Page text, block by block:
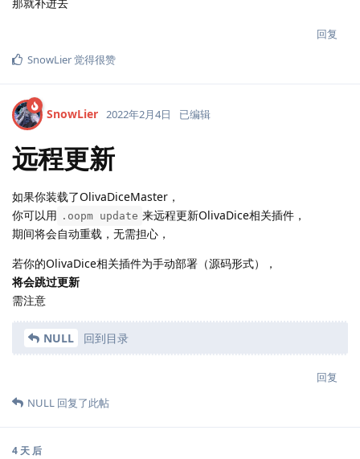
回复
SnowLier觉得很赞
SnowLier 2022年2月4日 已编辑
远程更新
如果你装载了OlivaDiceMaster，
你可以用 .oopm update 来远程更新OlivaDice相关插件，
期间将会自动重载，无需担心，
若你的OlivaDice相关插件为手动部署（源码形式），
将会跳过更新
需注意
NULL 回到目录
回复
NULL 回复了此帖
4 天 后